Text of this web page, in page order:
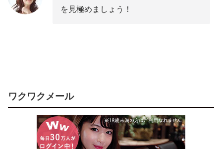
を見極めましょう！
ワクワクメール